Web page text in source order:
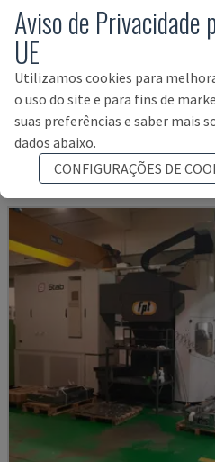
RIGITRAX X 8000
KIHEUNG - FRESADORA DE BANCADA
ALEMANHA 2011
Aviso de Privacidade
UE
Utilizamos cookies para
o uso do site e para fins de
suas preferências e saber mais
dados abaixo.
CONFIGURAÇÕES DE